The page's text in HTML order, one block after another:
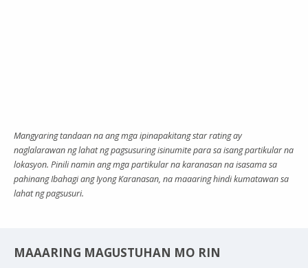
Mangyaring tandaan na ang mga ipinapakitang star rating ay
naglalarawan ng lahat ng pagsusuring isinumite para sa isang partikular na
lokasyon. Pinili namin ang mga partikular na karanasan na isasama sa
pahinang Ibahagi ang Iyong Karanasan, na maaaring hindi kumatawan sa
lahat ng pagsusuri.
MAAARING MAGUSTUHAN MO RIN